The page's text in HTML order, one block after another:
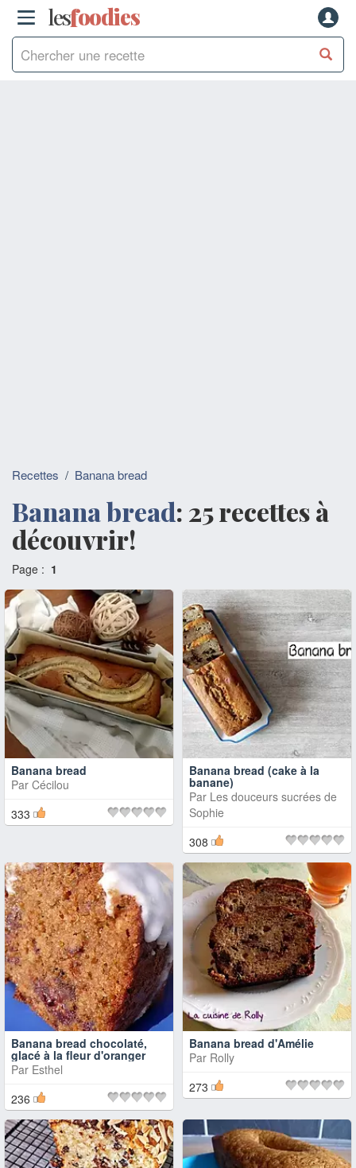
lesfoodies
Recettes / Banana bread
Banana bread: 25 recettes à
découvrir!
Page : 1
Banana bread
Par Cécilou
333
Banana bread (cake à la
banane)
Par Les douceurs sucrées de
Sophie
308
Banana bread chocolaté,
glacé à la fleur d'oranger
Par Esthel
236
Banana bread d'Amélie
Par Rolly
273